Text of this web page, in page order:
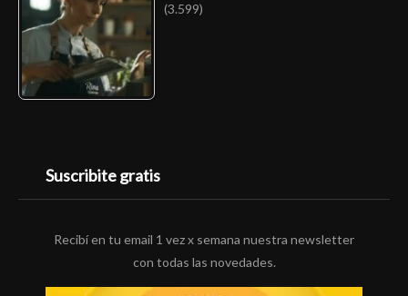
(3.599)
Suscribite gratis
Recibí en tu email 1 vez x semana nuestra newsletter
con todas las novedades.